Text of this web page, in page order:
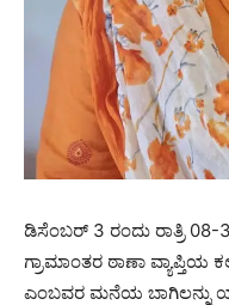
ಡಿಸೆಂಬರ್ 3 ರಂದು ರಾತ್ರಿ
ಗ್ರಾಮಾಂತರ ಠಾಣಾ
ಎಂಬವರ ಮನೆಯ ಬಾಗಿಲನ್ನು